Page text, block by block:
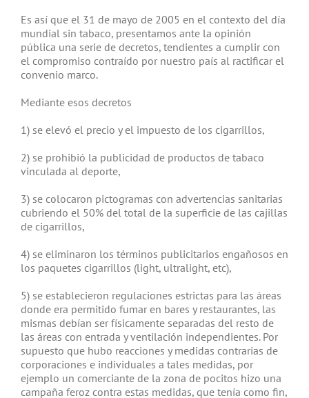
Es así que el 31 de mayo de 2005 en el contexto del día
mundial sin tabaco, presentamos ante la opinión
pública una serie de decretos, tendientes a cumplir con
el compromiso contraído por nuestro país al ractificar el
convenio marco.
Mediante esos decretos
1) se elevó el precio y el impuesto de los cigarrillos,
2) se prohibió la publicidad de productos de tabaco
vinculada al deporte,
3) se colocaron pictogramas con advertencias sanitarias
cubriendo el 50% del total de la superficie de las cajillas
de cigarrillos,
4) se eliminaron los términos publicitarios engañosos en
los paquetes cigarrillos (light, ultralight, etc),
5) se establecieron regulaciones estrictas para las áreas
donde era permitido fumar en bares y restaurantes, las
mismas debían ser físicamente separadas del resto de
las áreas con entrada y ventilación independientes. Por
supuesto que hubo reacciones y medidas contrarias de
corporaciones e individuales a tales medidas, por
ejemplo un comerciante de la zona de pocitos hizo una
campaña feroz contra estas medidas, que tenía como fin,